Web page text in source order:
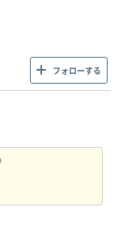
フォローする